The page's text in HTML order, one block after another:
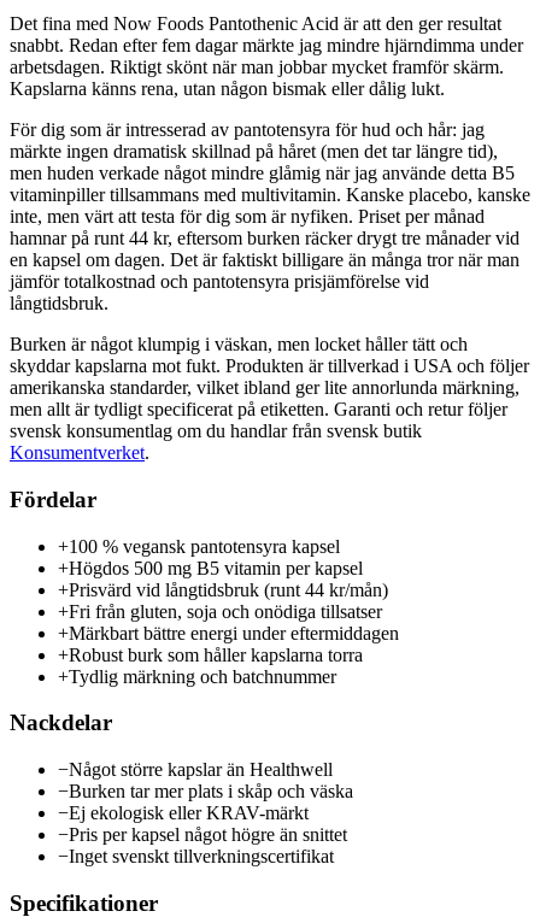
Det fina med Now Foods Pantothenic Acid är att den ger resultat
snabbt. Redan efter fem dagar märkte jag mindre hjärndimma under
arbetsdagen. Riktigt skönt när man jobbar mycket framför skärm.
Kapslarna känns rena, utan någon bismak eller dålig lukt.
För dig som är intresserad av pantotensyra för hud och hår: jag
märkte ingen dramatisk skillnad på håret (men det tar längre tid),
men huden verkade något mindre glåmig när jag använde detta B5
vitaminpiller tillsammans med multivitamin. Kanske placebo, kanske
inte, men värt att testa för dig som är nyfiken. Priset per månad
hamnar på runt 44 kr, eftersom burken räcker drygt tre månader vid
en kapsel om dagen. Det är faktiskt billigare än många tror när man
jämför totalkostnad och pantotensyra prisjämförelse vid
långtidsbruk.
Burken är något klumpig i väskan, men locket håller tätt och
skyddar kapslarna mot fukt. Produkten är tillverkad i USA och följer
amerikanska standarder, vilket ibland ger lite annorlunda märkning,
men allt är tydligt specificerat på etiketten. Garanti och retur följer
svensk konsumentlag om du handlar från svensk butik
Konsumentverket.
Fördelar
+100 % vegansk pantotensyra kapsel
+Högdos 500 mg B5 vitamin per kapsel
+Prisvärd vid långtidsbruk (runt 44 kr/mån)
+Fri från gluten, soja och onödiga tillsatser
+Märkbart bättre energi under eftermiddagen
+Robust burk som håller kapslarna torra
+Tydlig märkning och batchnummer
Nackdelar
−Något större kapslar än Healthwell
−Burken tar mer plats i skåp och väska
−Ej ekologisk eller KRAV-märkt
−Pris per kapsel något högre än snittet
−Inget svenskt tillverkningscertifikat
Specifikationer